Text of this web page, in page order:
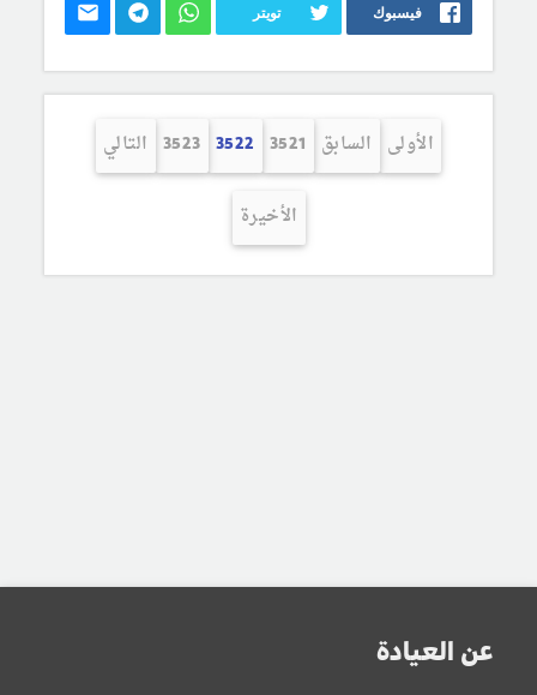
فيسبوك تويتر
الأولى السابق 3521
3522
3523 التالي
الأخيرة
عن العيادة